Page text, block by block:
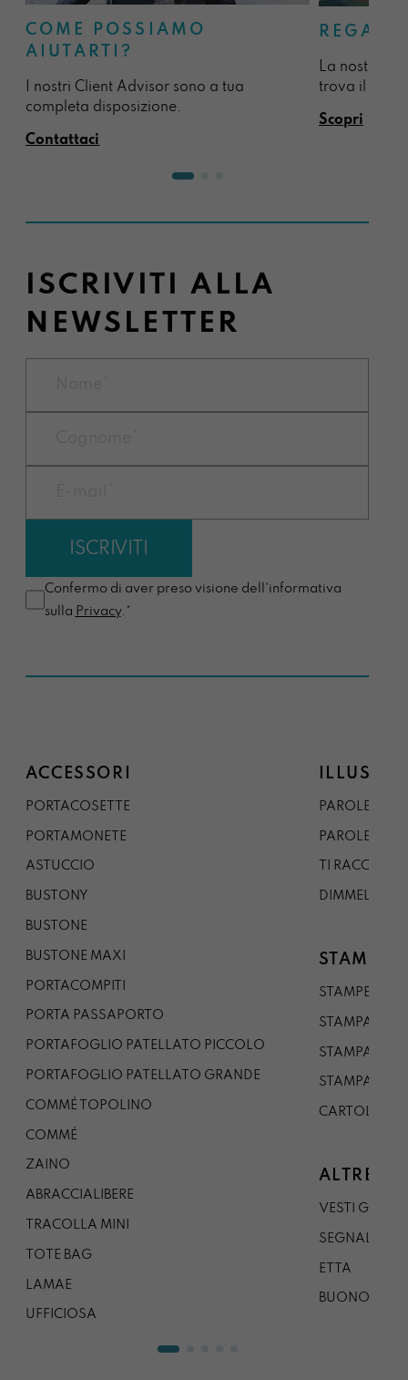
COME POSSIAMO
AIUTARTI?
I nostri Client Advisor sono a tua
completa disposizione.
Contattaci
La nostra
trova il
Scopri
ISCRIVITI ALLA
NEWSLETTER
Confermo di aver preso visione dell'informativa
sulla Privacy.*
ACCESSORI
PORTACOSETTE
PORTAMONETE
ASTUCCIO
BUSTONY
BUSTONE
BUSTONE MAXI
PORTACOMPITI
PORTA PASSAPORTO
PORTAFOGLIO PATELLATO PICCOLO
PORTAFOGLIO PATELLATO GRANDE
COMMÉ TOPOLINO
COMMÉ
ZAINO
ABRACCIALIBERE
TRACOLLA MINI
TOTE BAG
LAMAE
UFFICIOSA
PAROLE DAL
PAROLE DA
TI
DIMMELO
STAMPE
STAMPE A5
STAMPA A3
STAMPA A1
STAMPA A0
CARTOLINA
ALTRE
VESTI
SEGNALIBRO
ETTA
BUONO